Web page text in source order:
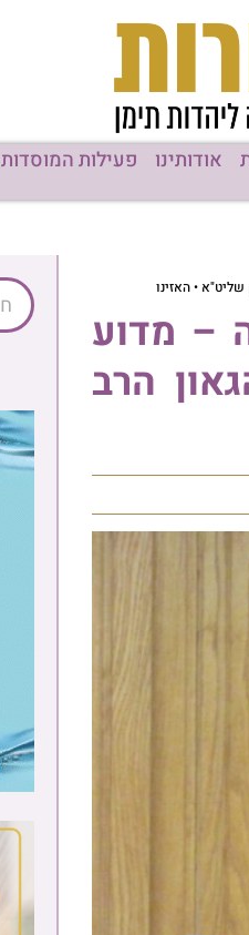
אודותינו פעילות המוסדות
קראנו רק לפני 20 שנה – מדוע
הרב